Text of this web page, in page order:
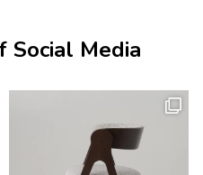
Social Media